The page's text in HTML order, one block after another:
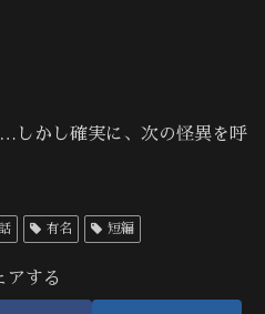
かし確実に、次の怪異を呼
有名 短編
アする